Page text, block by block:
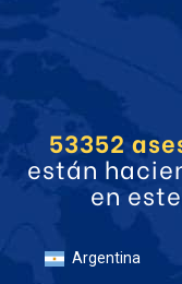
53352
están
en
Argentina